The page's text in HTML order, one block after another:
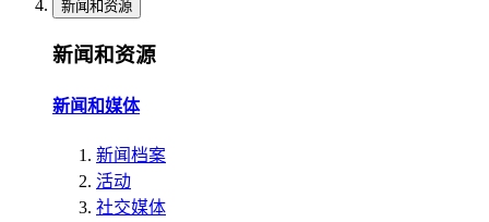
新闻和资源
新闻和资源
新闻和媒体
新闻档案
活动
社交媒体